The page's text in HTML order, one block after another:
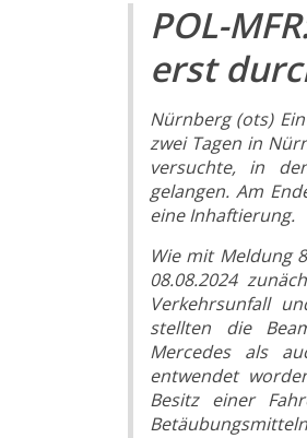
POL-
erst
Nürnberg (ots)
zwei Tagen in
versuchte, in
gelangen. Am
eine Inhaftierung.
Wie mit Meldung
08.08.2024
Verkehrsunfall
stellten die
Mercedes als
entwendet
Besitz einer